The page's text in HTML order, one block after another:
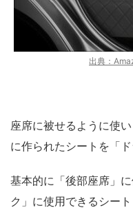
出典：
座席に被せるように使
に作られたシートを「
基本的に「後部座席」
ク」に使用できるシート